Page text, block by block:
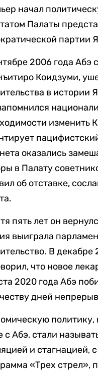
начал
Палаты
партии
2006 года Абэ
Коидзуми,
в истории
изменить
оказались
в Палату
об отставке,
пять лет он
выиграла
В
что новое
2020 года Абэ
дней
политику,
с Абэ, стали
и стагнацией,
«Трех стрел»,